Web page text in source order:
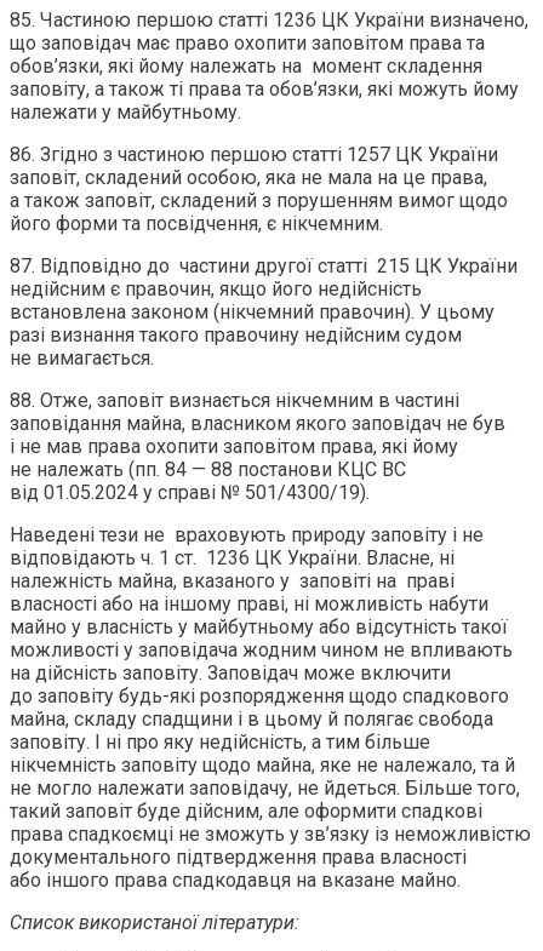
85. Частиною першою статті 1236 ЦК України визначено,
що заповідач має право охопити заповітом права та
обов’язки, які йому належать на момент складення
заповіту, а також ті права та обов’язки, які можуть йому
належати у майбутньому.
86. Згідно з частиною першою статті 1257 ЦК України
заповіт, складений особою, яка не мала на це права,
а також заповіт, складений з порушенням вимог щодо
його форми та посвідчення, є нікчемним.
87. Відповідно до частини другої статті 215 ЦК України
недійсним є правочин, якщо його недійсність
встановлена законом (нікчемний правочин). У цьому
разі визнання такого правочину недійсним судом
не вимагається.
88. Отже, заповіт визнається нікчемним в частині
заповідання майна, власником якого заповідач не був
і не мав права охопити заповітом права, які йому
не належать (пп. 84 — 88 постанови КЦС ВС
від 01.05.2024 у справі № 501/4300/19).
Наведені тези не враховують природу заповіту і не
відповідають ч. 1 ст. 1236 ЦК України. Власне, ні
належність майна, вказаного у заповіті на праві
власності або на іншому праві, ні можливість набути
майно у власність у майбутньому або відсутність такої
можливості у заповідача жодним чином не впливають
на дійсність заповіту. Заповідач може включити
до заповіту будь-які розпорядження щодо спадкового
майна, складу спадщини і в цьому й полягає свобода
заповіту. І ні про яку недійсність, а тим більше
нікчемність заповіту щодо майна, яке не належало, та й
не могло належати заповідачу, не йдеться. Більше того,
такий заповіт буде дійсним, але оформити спадкові
права спадкоємці не зможуть у зв’язку із неможливістю
документального підтвердження права власності
або іншого права спадкодавця на вказане майно.
Список використаної літератури: